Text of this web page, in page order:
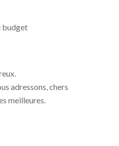
budget
adressons, chers
meilleures.